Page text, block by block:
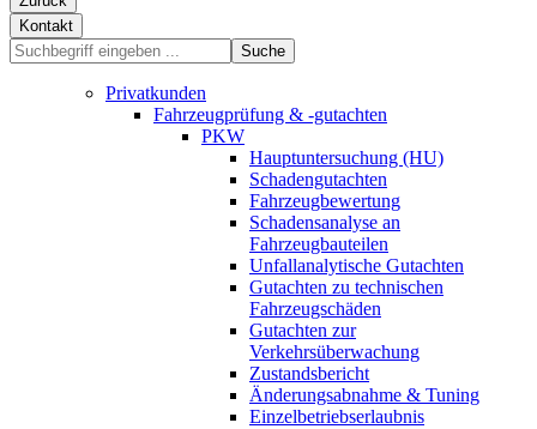
Kontakt
Suche
Privatkunden
Fahrzeugprüfung & -gutachten
PKW
Hauptuntersuchung (HU)
Schadengutachten
Fahrzeugbewertung
Schadensanalyse an
Fahrzeugbauteilen
Unfallanalytische Gutachten
Gutachten zu technischen
Fahrzeugschäden
Gutachten zur
Verkehrsüberwachung
Zustandsbericht
Änderungsabnahme & Tuning
Einzelbetriebserlaubnis